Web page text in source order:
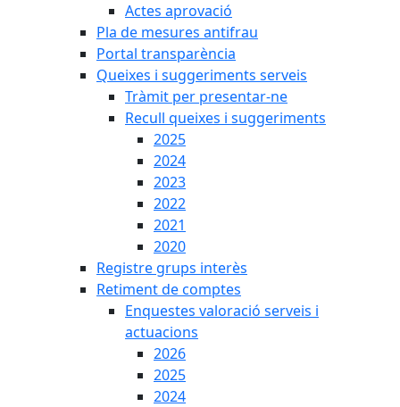
Actes aprovació
Pla de mesures antifrau
Portal transparència
Queixes i suggeriments serveis
Tràmit per presentar-ne
Recull queixes i suggeriments
2025
2024
2023
2022
2021
2020
Registre grups interès
Retiment de comptes
Enquestes valoració serveis i
actuacions
2026
2025
2024